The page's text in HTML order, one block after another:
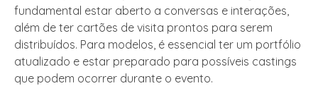
fundamental estar aberto a conversas e interações,
além de ter cartões de visita prontos para serem
distribuídos. Para modelos, é essencial ter um portfólio
atualizado e estar preparado para possíveis castings
que podem ocorrer durante o evento.